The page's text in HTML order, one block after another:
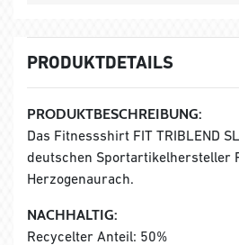
PRODUKTDETAILS
PRODUKTBESCHREIBUNG:
Das Fitnessshirt FIT TRIBLEND
deutschen Sportartikelhersteller
Herzogenaurach.
NACHHALTIG:
Recycelter Anteil: 50%